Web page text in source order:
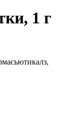
1 г